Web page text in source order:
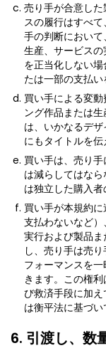
売り手が合意し
スの履行はすべ
手の判断におい
生産、サービス
を正当化しない
たは一部の支払い
買い手による変
ング作品または
は、いかなるデ
にもタイトルを伝
買い手は、売り
は減らしてはな
は独立した購入者
買い手が本規約
支払わないなど
実行および製品
し、売り手は売
フォーマンスを
きます。この権
び救済手段に加
は衡平法に基づい
6. 引渡し、数